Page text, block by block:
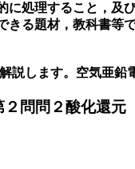
に処理すること，
きる題材，教科書
説します。空気亜
２問問２酸化還